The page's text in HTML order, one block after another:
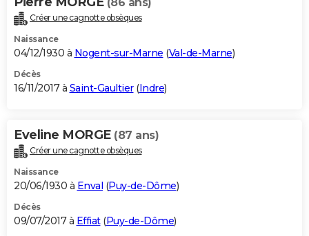
Créer une cagnotte obsèques
Naissance
04/12/1930 à Nogent-sur-Marne (Val-de-Marne)
Décès
16/11/2017 à Saint-Gaultier(Indre)
Eveline MORGE (87 ans)
Créer une cagnotte obsèques
Naissance
20/06/1930 à Enval (Puy-de-Dôme)
Décès
09/07/2017 à Effiat(Puy-de-Dôme)